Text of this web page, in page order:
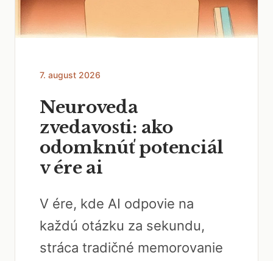
7. august 2026
Neuroveda
zvedavosti: ako
odomknúť potenciál
v ére ai
V ére, kde AI odpovie na
každú otázku za sekundu,
stráca tradičné memorovanie